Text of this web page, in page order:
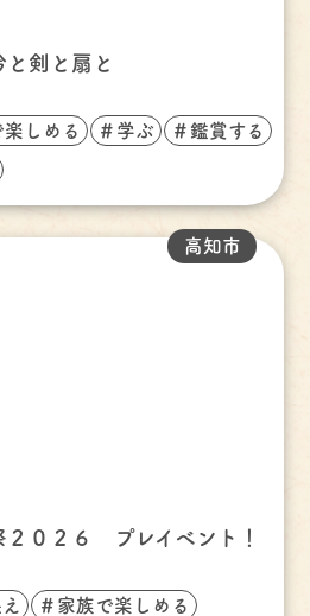
と剣と扇と
楽しめる ＃学ぶ ＃鑑賞する
２０２６ プレイベント！
高知市
＃家族で楽しめる